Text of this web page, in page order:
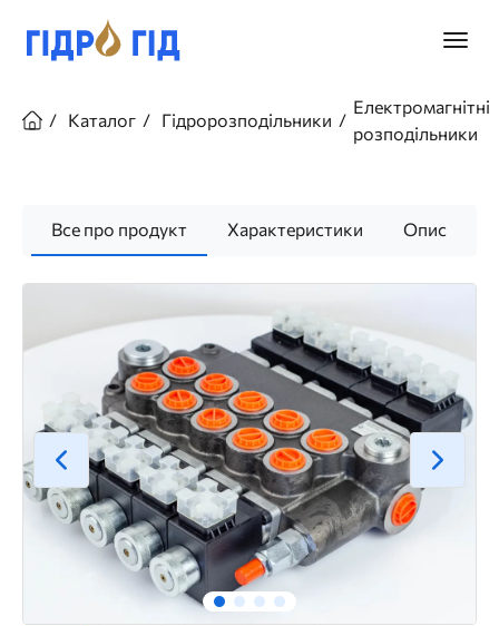
основного
навіґаціїКаталог Гідророзподільники
Електромагнітні
розподільники
Все про продукт Характеристики Опис